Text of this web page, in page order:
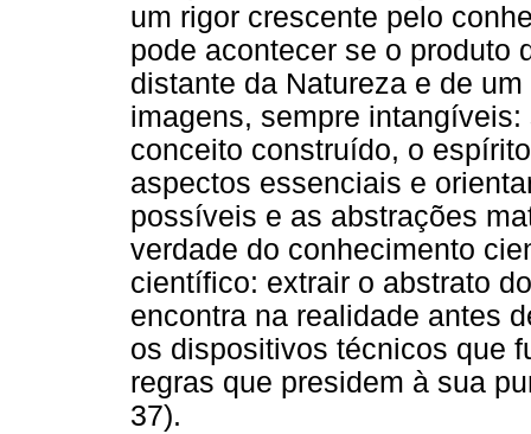
um rigor crescente pelo
pode acontecer se o produto
distante da Natureza e de
imagens, sempre
conceito construído, o
aspectos essenciais e
possíveis e as abstrações
verdade do conhecimento
científico: extrair o abstrato
encontra na realidade antes
os dispositivos técnicos que
regras que presidem à sua
37).